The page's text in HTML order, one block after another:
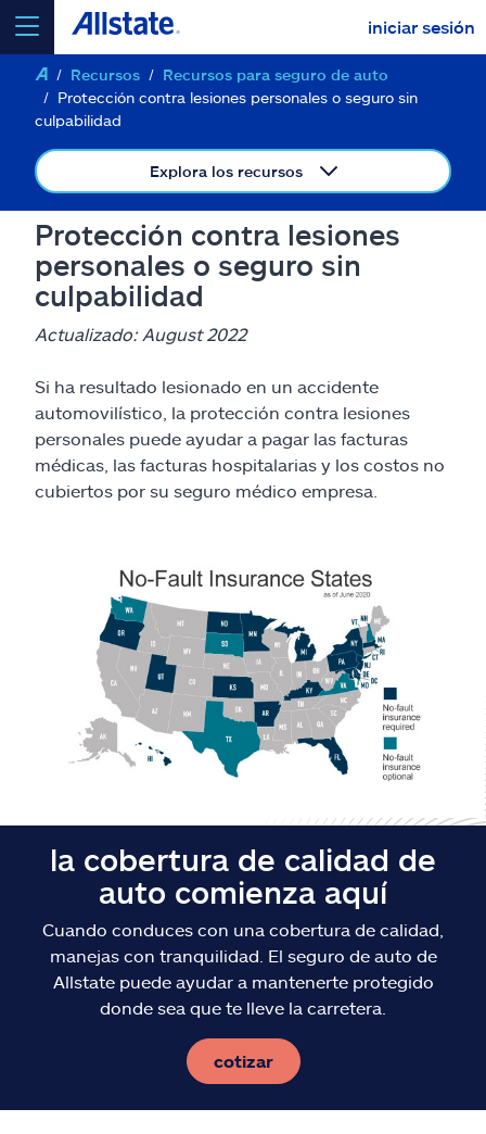
iniciar sesión
seleccionar un producto paracotizar
Select a Product
ir
Reclamos
Buscar agente
Explore Allstate
Ashburn, VA 20146
Recursos
Recursos para seguro de auto
Protección contra lesiones personales o seguro sin
culpabilidad
Explora los recursos
Protección contra lesiones
personales o seguro sin
culpabilidad
Actualizado: August 2022
Si ha resultado lesionado en un accidente
automovilístico, la protección contra lesiones
personales puede ayudar a pagar las facturas
médicas, las facturas hospitalarias y los costos no
cubiertos por su seguro médico empresa.
la cobertura de calidad de
auto comienza aquí
Cuando conduces con una cobertura de calidad,
manejas con tranquilidad. El seguro de auto de
Allstate puede ayudar a mantenerte protegido
donde sea que te lleve la carretera.
cotizar